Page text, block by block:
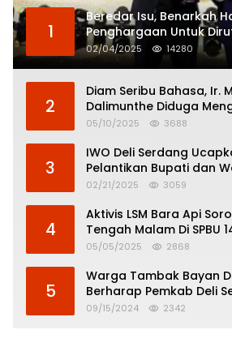
1
Beredar Isu, Benarkah
Penghargaan Untuk
02/04/2025 14280
2
Diam Seribu Bahasa, Ir.
Dalimunthe Diduga
Pertanggungjawaban
05/10/2025 3688
3
IWO Deli Serdang
Pelantikan Bupati dan
Serdang
02/21/2025 3059
4
Aktivis LSM Bara Api
Tengah Malam Di SPBU
Tinggi
05/05/2025 2868
5
Warga Tambak Bayan
Berharap Pemkab Deli
Banjir
09/15/2024 2342